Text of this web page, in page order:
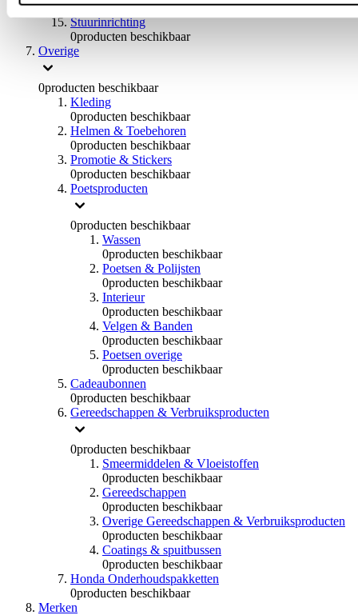
0producten beschikbaar
Stuurinrichting
0producten beschikbaar
Overige
0producten beschikbaar
Kleding
0producten beschikbaar
Helmen & Toebehoren
0producten beschikbaar
Promotie & Stickers
0producten beschikbaar
Poetsproducten
0producten beschikbaar
Wassen
0producten beschikbaar
Poetsen & Polijsten
0producten beschikbaar
Interieur
0producten beschikbaar
Velgen & Banden
0producten beschikbaar
Poetsen overige
0producten beschikbaar
Cadeaubonnen
0producten beschikbaar
Gereedschappen & Verbruiksproducten
0producten beschikbaar
Smeermiddelen & Vloeistoffen
0producten beschikbaar
Gereedschappen
0producten beschikbaar
Overige Gereedschappen & Verbruiksproducten
0producten beschikbaar
Coatings & spuitbussen
0producten beschikbaar
Honda Onderhoudspakketten
0producten beschikbaar
Merken